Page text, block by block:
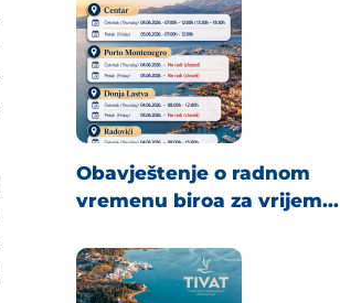
Obavještenje o radnom
vremenu biroa za vrijem...